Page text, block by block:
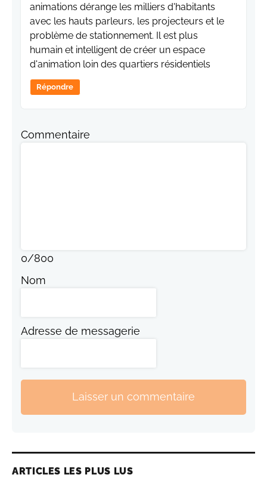
animations dérange les milliers d'habitants
avec les hauts parleurs, les projecteurs et le
problème de stationnement. Il est plus
humain et intelligent de créer un espace
d'animation loin des quartiers résidentiels
Répondre
Commentaire
0/800
Nom
Adresse de messagerie
Laisser un commentaire
ARTICLES LES PLUS LUS